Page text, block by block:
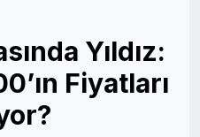
Yıldız:
Fiyatları